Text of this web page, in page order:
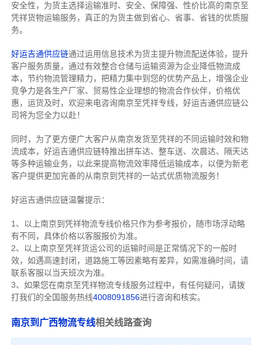
安全性，为货主选择运输准时、安全、保障强、性价比高的南京至
凭祥货物运输服务，真正的为货主做到省心、省事、省钱的优质服
务。
好运吉通供应链通过运用信息技术为货主提升物流配送体验，提升
客户服务质量，通过有效整合仓储与运输资源为企业降低物流成
本，节约物流管理精力，把精力集中到您的优势产品上，增强企业
竞争力是各生产厂家、贸易性企业理想的物流合作伙伴，价格优
惠，运货及时，欢迎来电咨询南京至凭祥专线，好运吉通供应链公
司将为您全力以赴！
同时，为了更方便广大客户从南京发货至凭祥的不同运输时效和物
流成本，好运吉通供应链特推出拼车达、整车送、次晨达、隔天达
等多种运输业务，以此来提高物流效率降低运输成本，以便为新老
客户提供更加完善的从南京到凭祥的一站式优质物流服务！
好运吉通供应链温馨提示：
1、以上南京到凭祥物流专线价格只作为参考报价，随市场浮动略
有不同，具体价格以客服报价为准。
2、以上南京至凭祥货运公司的运输时间是正常情况下的一般时
效，如遇高速封闭，道路施工等因素略有差异，如需准确时间，请
联系客服以当天班次为准。
3、如果您在南京至凭祥物流专线服务过程中，有任何疑问，请拨
打我们的全国服务热线4008091856进行咨询和核实。
南京到广西物流专线相关线路查询